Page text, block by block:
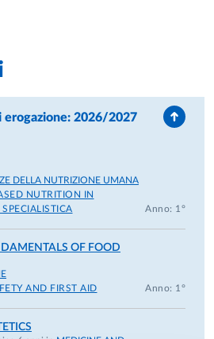
di varianti del gene
to functional recovery in type 2
dei post-doc nel contesto
19.
internazionali, tra cui
Genetics
Nutrition and Metabolism,
Medicine and Cellular Longevity.
erogazione: 2026/2027
DELLA NUTRIZIONE UMANA
NUTRITION IN
Anno: 1°
OF FOOD
AND FIRST AID Anno: 1°